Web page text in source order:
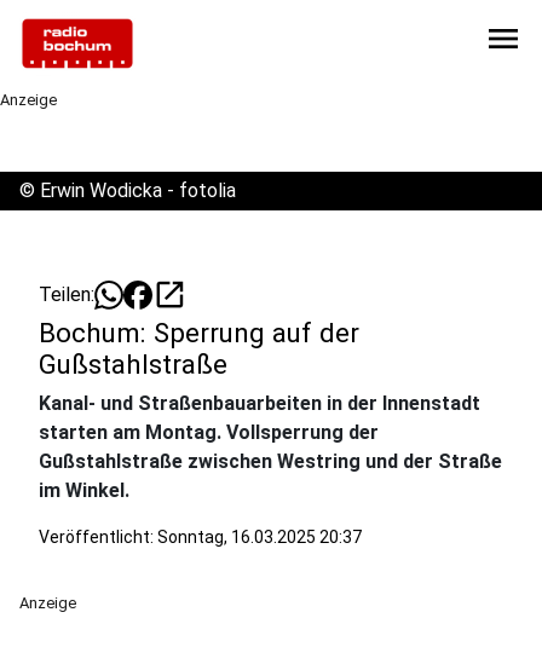
menu
Anzeige
© Erwin Wodicka - fotolia
Teilen: open_in_new
Bochum: Sperrung auf der
Gußstahlstraße
Kanal- und Straßenbauarbeiten in der Innenstadt
starten am Montag. Vollsperrung der
Gußstahlstraße zwischen Westring und der Straße
im Winkel.
Veröffentlicht: Sonntag, 16.03.2025 20:37
Anzeige